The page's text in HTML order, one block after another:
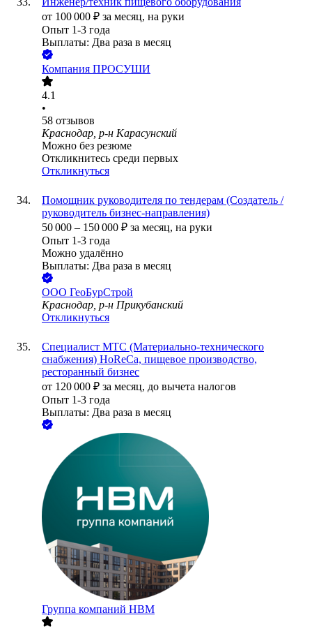
от 100 000 ₽ за месяц, на руки
Опыт 1-3 года
Выплаты: Два раза в месяц
Компания ПРОСУШИ
4.1
•
58 отзывов
Краснодар, р-н Карасунский
Можно без резюме
Откликнитесь среди первых
Откликнуться
Помощник руководителя по тендерам (Создатель /
руководитель бизнес-направления)
50 000 – 150 000 ₽ за месяц, на руки
Опыт 1-3 года
Можно удалённо
Выплаты: Два раза в месяц
ООО ГеоБурСтрой
Краснодар, р-н Прикубанский
Откликнуться
Специалист МТС (Материально-технического
снабжения) HoReCa, пищевое производство,
ресторанный бизнес
от 120 000 ₽ за месяц, до вычета налогов
Опыт 1-3 года
Выплаты: Два раза в месяц
Группа компаний НВМ